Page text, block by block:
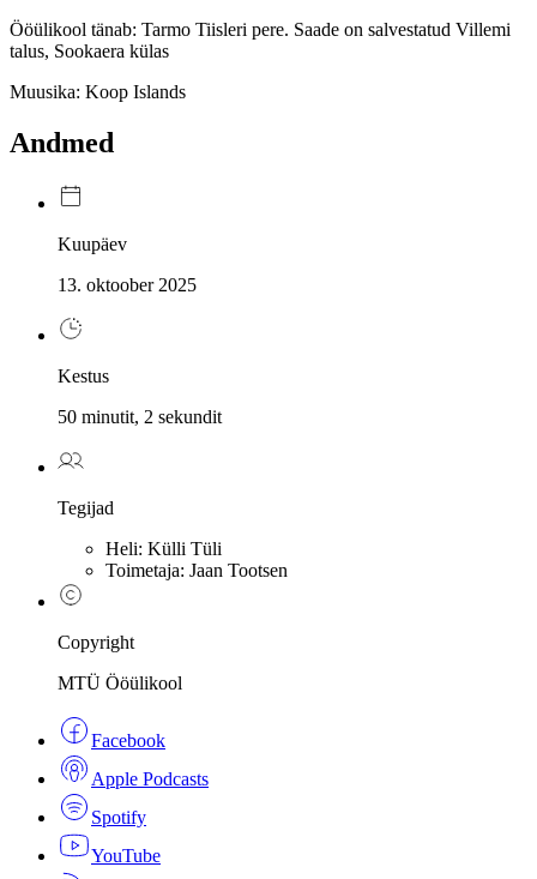
Ööülikool tänab: Tarmo Tiisleri pere. Saade on salvestatud Villemi
talus, Sookaera külas
Muusika: Koop Islands
Andmed
Kuupäev
13. oktoober 2025
Kestus
50 minutit, 2 sekundit
Tegijad
Heli: Külli Tüli
Toimetaja: Jaan Tootsen
Copyright
MTÜ Ööülikool
Facebook
Apple Podcasts
Spotify
YouTube